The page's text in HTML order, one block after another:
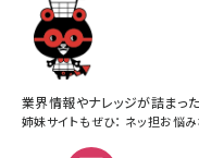
業界情報やナレッジが詰まっ
姉妹サイトもぜひ： ネッ担お悩